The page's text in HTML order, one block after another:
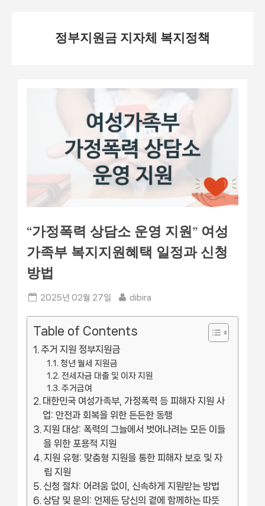
정부지원금 지자체 복지정책
“가정폭력 상담소 운영 지원” 여성
가족부 복지지원혜택 일정과 신청
방법
Posted
2025년 02월 27일 By
dibira
Table of Contents
주거 지원 정부지원금
청년 월세 지원금
전세자금 대출 및 이자 지원
주거급여
대한민국 여성가족부, 가정폭력 등 피해자 지원 사
업: 안전과 회복을 위한 든든한 동행
지원 대상: 폭력의 그늘에서 벗어나려는 모든 이들
을 위한 포용적 지원
지원 유형: 맞춤형 지원을 통한 피해자 보호 및 자
립 지원
신청 절차: 어려움 없이, 신속하게 지원받는 방법
상담 및 문의: 언제든 당신의 곁에 함께하는 따뜻